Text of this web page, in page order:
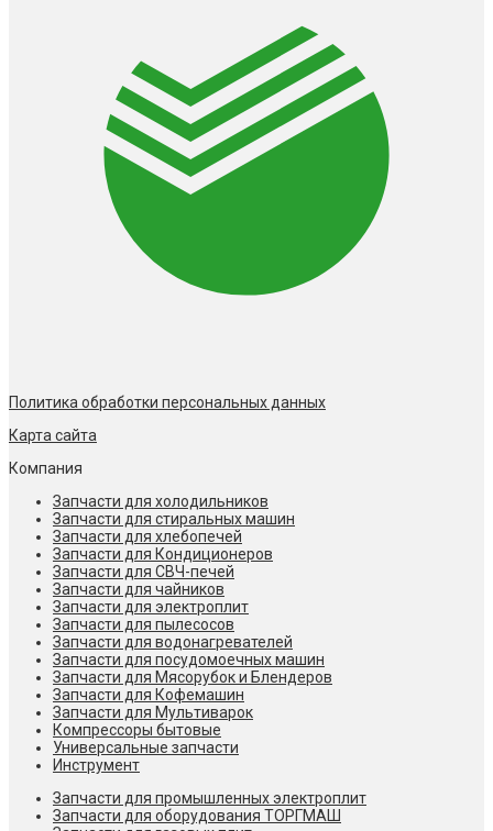
Политика обработки персональных данных
Карта сайта
Компания
Запчасти для холодильников
Запчасти для стиральных машин
Запчасти для хлебопечей
Запчасти для Кондиционеров
Запчасти для СВЧ-печей
Запчасти для чайников
Запчасти для электроплит
Запчасти для пылесосов
Запчасти для водонагревателей
Запчасти для посудомоечных машин
Запчасти для Мясорубок и Блендеров
Запчасти для Кофемашин
Запчасти для Мультиварок
Компрессоры бытовые
Универсальные запчасти
Инструмент
Запчасти для промышленных электроплит
Запчасти для оборудования ТОРГМАШ